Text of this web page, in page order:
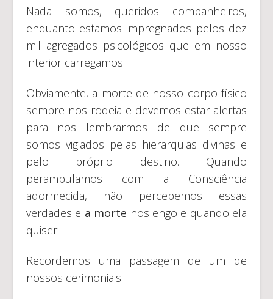
Nada somos, queridos companheiros,
enquanto estamos impregnados pelos dez
mil agregados psicológicos que em nosso
interior carregamos.
Obviamente, a morte de nosso corpo físico
sempre nos rodeia e devemos estar alertas
para nos lembrarmos de que sempre
somos vigiados pelas hierarquias divinas e
pelo próprio destino. Quando
perambulamos com a Consciência
adormecida, não percebemos essas
verdades e a morte nos engole quando ela
quiser.
Recordemos uma passagem de um de
nossos cerimoniais: